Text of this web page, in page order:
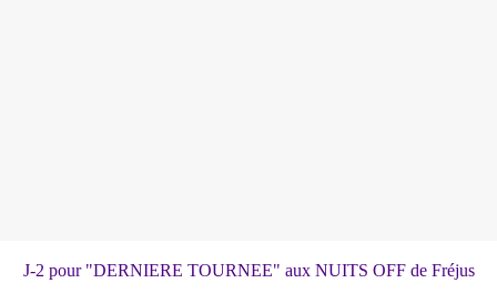
J-2 pour "DERNIERE TOURNEE" aux NUITS OFF de Fréjus